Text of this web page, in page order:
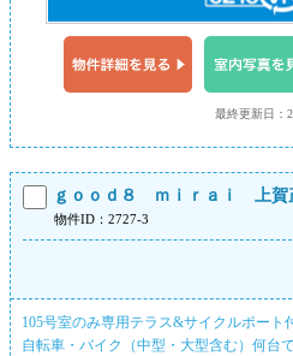
最終更新日：
ｇｏｏｄ８ ｍｉｒａｉ 上賀
物件ID：2727-3
105号室のみ専用テラス&サイクルポート
自転車・バイク（中型・大型含む）何台